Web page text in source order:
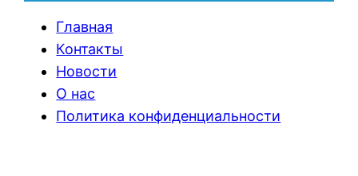
Главная
Контакты
Новости
О нас
Политика конфиденциальности